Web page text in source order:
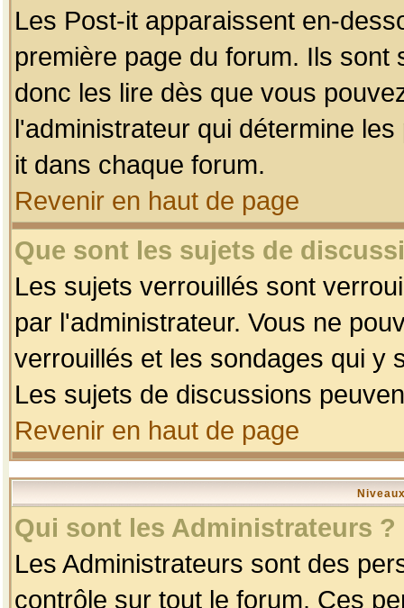
Les Post-it apparaissent en-
première page du forum. Ils
donc les lire dès que vous
l'administrateur qui détermine
it dans chaque forum.
Revenir en haut de page
Que sont les sujets de
Les sujets verrouillés sont
par l'administrateur. Vous ne
verrouillés et les sondages qui y
Les sujets de discussions
Revenir en haut de page
Qui sont les Administrateurs ?
Les Administrateurs sont des
contrôle sur tout le forum. Ces